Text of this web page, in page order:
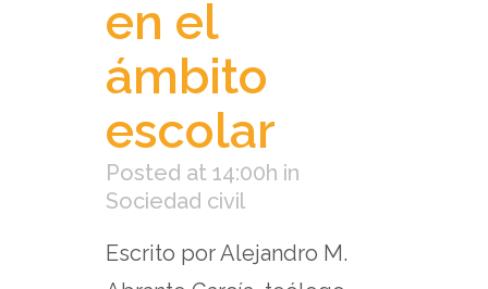
en el
ámbito
escolar
Posted at 14:00h in
Sociedad civil
Escrito por Alejandro M.